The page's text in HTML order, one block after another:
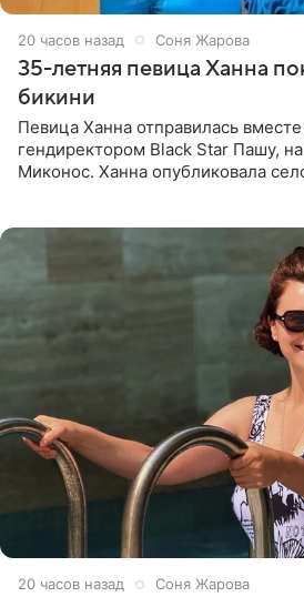
20 часов назад Соня Жарова
35-летняя певица Ханна
бикини
Певица Ханна отправилась
гендиректором Black Star Пашу,
Миконос. Ханна опубликовала
20 часов назад Соня Жарова